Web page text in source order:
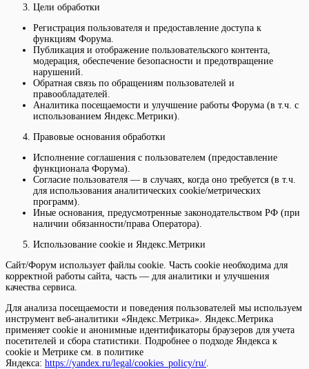
Цели обработки
Регистрация пользователя и предоставление доступа к
функциям Форума.
Публикация и отображение пользовательского контента,
модерация, обеспечение безопасности и предотвращение
нарушений.
Обратная связь по обращениям пользователей и
правообладателей.
Аналитика посещаемости и улучшение работы Форума (в т.ч. с
использованием Яндекс.Метрики).
Правовые основания обработки
Исполнение соглашения с пользователем (предоставление
функционала Форума).
Согласие пользователя — в случаях, когда оно требуется (в т.ч.
для использования аналитических cookie/метрических
программ).
Иные основания, предусмотренные законодательством РФ (при
наличии обязанности/права Оператора).
Использование cookie и Яндекс.Метрики
Сайт/Форум использует файлы cookie. Часть cookie необходима для
корректной работы сайта, часть — для аналитики и улучшения
качества сервиса.
Для анализа посещаемости и поведения пользователей мы используем
инструмент веб-аналитики «Яндекс.Метрика». Яндекс.Метрика
применяет cookie и анонимные идентификаторы браузеров для учета
посетителей и сбора статистики. Подробнее о подходе Яндекса к
cookie и Метрике см. в политике
Яндекса: https://yandex.ru/legal/cookies_policy/ru/